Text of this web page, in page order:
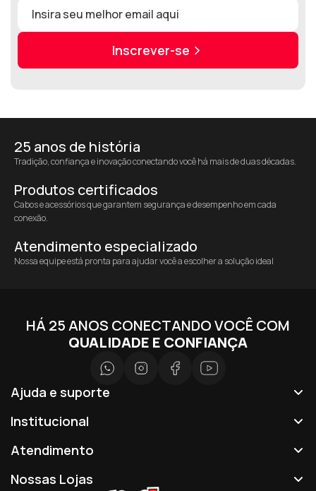
Inscrever-se
25 anos de história
Tradição, confiança e inovação conectando você há mais de duas décadas.
Produtos certificados
Cabos e acessórios que garantem segurança e desempenho em cada
conexão.
Atendimento especializado
Nossa equipe está pronta para ajudar você a escolher a solução ideal
HÁ 25 ANOS CONECTANDO VOCÊ COM
QUALIDADE E CONFIANÇA
Ajuda e suporte
Institucional
Atendimento
Nossas Lojas